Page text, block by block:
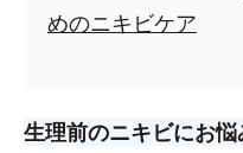
めのニキビケア
生理前のニキビにお